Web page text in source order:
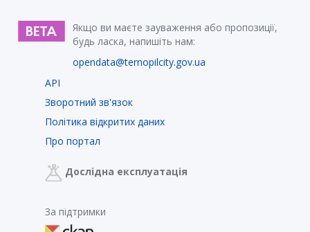
Якщо ви маєте зауваження або пропозиції,
будь ласка, напишіть нам:
opendata@ternopilcity.gov.ua
API
Зворотний зв'язок
Політика відкритих даних
Про портал
Дослідна експлуатація
За підтримки